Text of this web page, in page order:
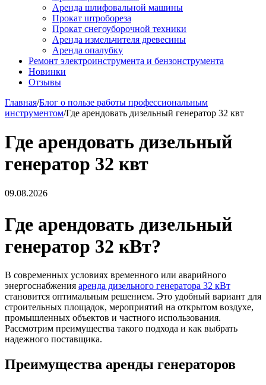
Аренда шлифовальной машины
Прокат штробореза
Прокат снегоуборочной техники
Аренда измельчителя древесины
Аренда опалубку
Ремонт электроинструмента и бензонструмента
Новинки
Отзывы
Главная/Блог о пользе работы профессиональным
инструментом/Где арендовать дизельный генератор 32 квт
Где арендовать дизельный
генератор 32 квт
09.08.2026
Где арендовать дизельный
генератор 32 кВт?
В современных условиях временного или аварийного
энергоснабжения аренда дизельного генератора 32 кВт
становится оптимальным решением. Это удобный вариант для
строительных площадок, мероприятий на открытом воздухе,
промышленных объектов и частного использования.
Рассмотрим преимущества такого подхода и как выбрать
надежного поставщика.
Преимущества аренды генераторов